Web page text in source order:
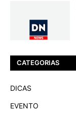
CATEGORIAS
DICAS
EVENTO